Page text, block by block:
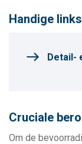
Handige links
Detail-
Cruciale
Om de